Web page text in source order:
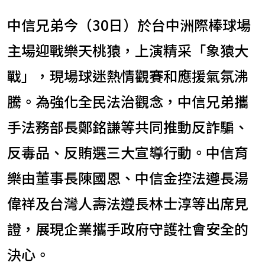
中信兄弟今（30日）於台中洲際棒球場
主場迎戰樂天桃猿，上演精采「象猿大
戰」，現場球迷熱情觀賽和應援氣氛沸
騰。為強化全民法治觀念，中信兄弟攜
手法務部長鄭銘謙等共同推動反詐騙、
反毒品、反賄選三大宣導行動。中信育
樂由董事長陳國恩、中信金控法遵長湯
偉祥及台灣人壽法遵長林士淳等出席見
證，展現企業攜手政府守護社會安全的
決心。